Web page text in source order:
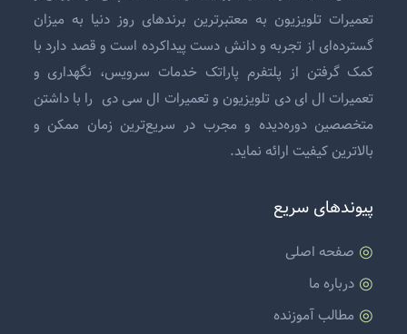
تعمیرات تلویزیون به معتبرترین برندهای روز دنیا به میزان
گسترده‌ای از تجربه و دانش دست پیداکرده است و قصد دارد با
کمک گرفتن از پلتفرم پاراتک خدمات سرویس، نگهداری و
تعمیرات ال ای دی تلویزیون وتعمیرات ال سی دی را با داشتن
متخصصین دوره‌دیده و مجرب در سریع‌ترین زمان ممکن و
بالاترین کیفیت ارائه نماید.
پیوندهای سریع
صفحه اصلی
درباره ما
مطالب آموزنده